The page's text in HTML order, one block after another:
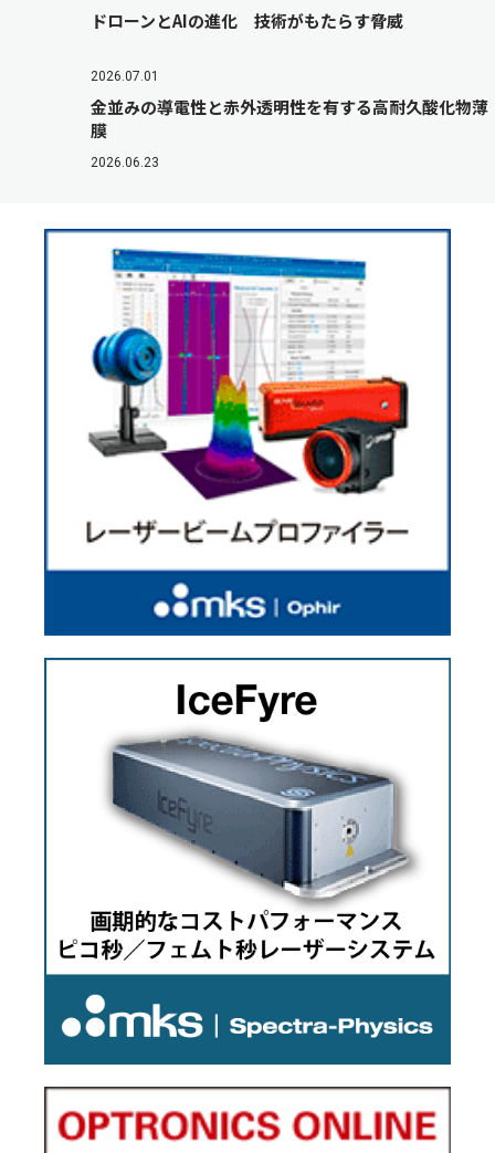
ドローンとAIの進化 技術がもたらす脅威
2026.07.01
金並みの導電性と赤外透明性を有する高耐久酸化物薄
膜
2026.06.23